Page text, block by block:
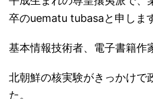
卒のuematu tubasaと申しま
基本情報技術者、電子書籍作
北朝鮮の核実験がきっかけで
た。